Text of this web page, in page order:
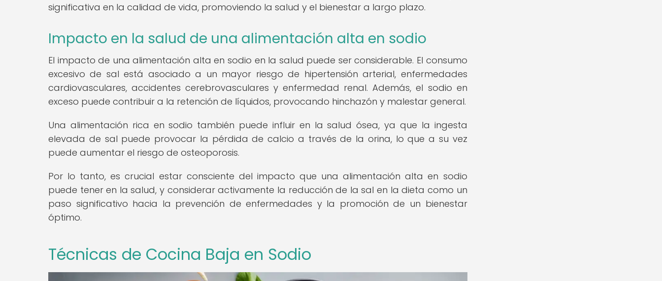
significativa en la calidad de vida, promoviendo la salud y el bienestar a largo plazo.
Impacto en la salud de una alimentación alta en sodio
El impacto de una alimentación alta en sodio en la salud puede ser considerable. El consumo
excesivo de sal está asociado a un mayor riesgo de hipertensión arterial, enfermedades
cardiovasculares, accidentes cerebrovasculares y enfermedad renal. Además, el sodio en
exceso puede contribuir a la retención de líquidos, provocando hinchazón y malestar general.
Una alimentación rica en sodio también puede influir en la salud ósea, ya que la ingesta
elevada de sal puede provocar la pérdida de calcio a través de la orina, lo que a su vez
puede aumentar el riesgo de osteoporosis.
Por lo tanto, es crucial estar consciente del impacto que una alimentación alta en sodio
puede tener en la salud, y considerar activamente la reducción de la sal en la dieta como un
paso significativo hacia la prevención de enfermedades y la promoción de un bienestar
óptimo.
Técnicas de Cocina Baja en Sodio